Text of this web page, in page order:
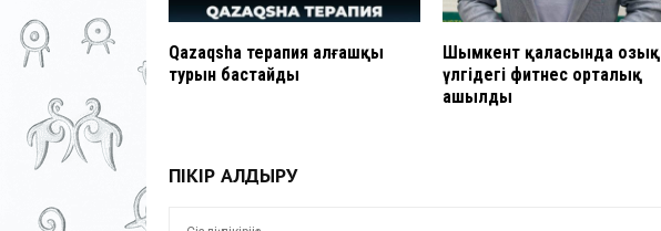
Qazaqsha терапия алғашқы
турын бастайды
Шымкент қаласында озық
үлгідегі фитнес орталық
ашылды
ПІКІР ҚАЛДЫРУ